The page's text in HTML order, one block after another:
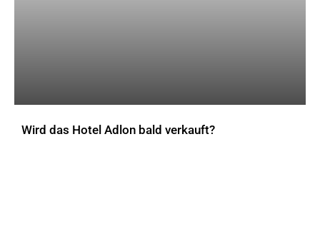
Wird das Hotel Adlon bald verkauft?